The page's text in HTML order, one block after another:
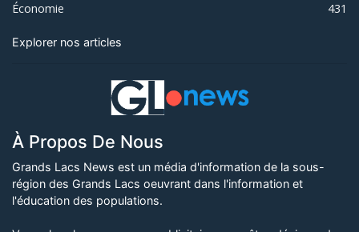
Économie
431
Explorer nos articles
À Propos De Nous
Grands Lacs News est un média d'information de la sous-
région des Grands Lacs oeuvrant dans l'information et
l'éducation des populations.